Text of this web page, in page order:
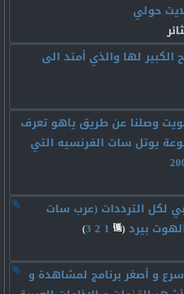
حولي
الكبير لها والذي أمتد الى
وصلنا عن طريق ياهو تعرف
يوتل سات الفرنسيه التي
لكل الترددات (عرب سات
بيرد‏
(
1
2
3
)
و أصغر برنامج لمشاهدة و